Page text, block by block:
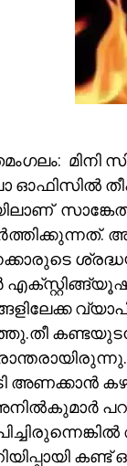
മിനി
ഓഫിസിൽ
അണക്കാന്‍